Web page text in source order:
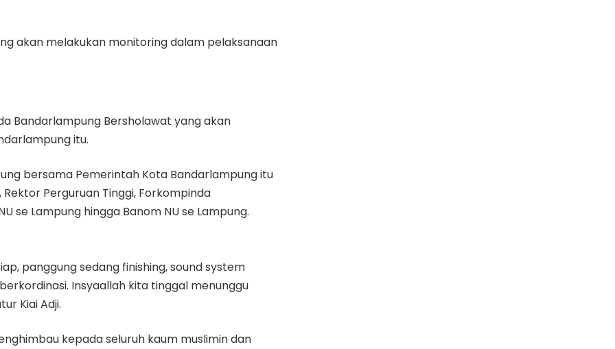
akan melakukan monitoring dalam pelaksanaan
Bandarlampung Bersholawat yang akan
itu.
bersama Pemerintah Kota Bandarlampung itu
Perguruan Tinggi, Forkompinda
se Lampung hingga Banom NU se Lampung.
panggung sedang finishing, sound system
Insyaallah kita tinggal menunggu
Kiai Adji.
kepada seluruh kaum muslimin dan